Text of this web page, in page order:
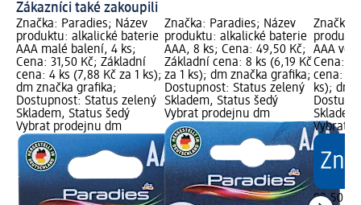
Zákazníci také zakoupili
Značka: Paradies; Název
produktu: alkalické baterie
AAA malé balení, 4 ks;
Cena: 31,50 Kč; Základní
cena: 4 ks (7,88 Kč za 1 ks);
dm značka grafika;
Dostupnost: Status zelený
Skladem, Status šedý
Vybrat prodejnu dm
Značka: Paradies; Název
produktu: alkalické baterie
AAA, 8 ks; Cena: 49,50 Kč;
Základní cena: 8 ks (6,19 Kč
za 1 ks); dm značka grafika;
Dostupnost: Status zelený
Skladem, Status šedý
Vybrat prodejnu dm
Značka:
AAA
Cena:
cena: 20
ks); dm
Vybrat
89,50 Kč